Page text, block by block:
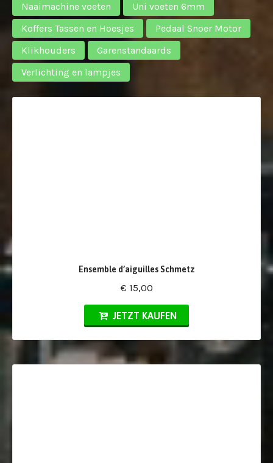
Naaimachine voeten
Uni voeten 6mm
Koffers Tassen en Hoesjes
Pedaal Snoer Motor
Klikhouders
Garenstandaards
Verlichting en lampjes
Ensemble d’aiguilles Schmetz
€ 15,00
JETZT KAUFEN